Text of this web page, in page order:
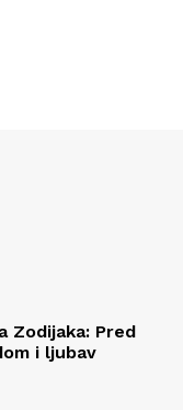
Zodijaka: Pred
i ljubav